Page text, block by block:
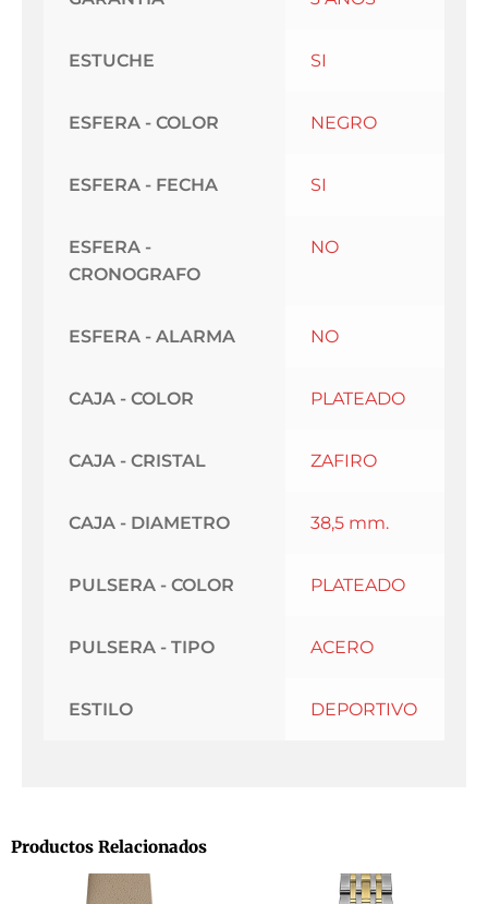
ESTUCHE SI
ESFERA - COLOR NEGRO
ESFERA - FECHA SI
ESFERA -
CRONOGRAFO
NO
ESFERA - ALARMA NO
CAJA - COLOR PLATEADO
CAJA - CRISTAL ZAFIRO
CAJA - DIAMETRO 38,5 mm.
PULSERA - COLOR PLATEADO
PULSERA - TIPO ACERO
ESTILO DEPORTIVO
Productos Relacionados